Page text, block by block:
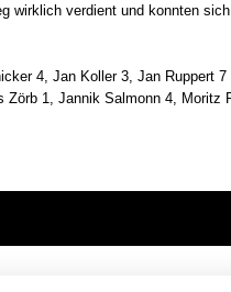
wirklich verdient und konnten
4, Jan Koller 3, Jan Ruppert
Zörb 1, Jannik Salmonn 4,